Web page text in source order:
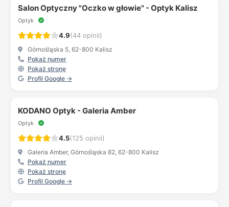
Salon Optyczny "Oczko w głowie" - Optyk Kalisz
Optyk
4.9(44 opinii)
Górnośląska 5, 62-800 Kalisz
Pokaż numer
Pokaż stronę
Profil Google →
KODANO Optyk - Galeria Amber
Optyk
4.5(125 opinii)
Galeria Amber, Górnośląska 82, 62-800 Kalisz
Pokaż numer
Pokaż stronę
Profil Google →